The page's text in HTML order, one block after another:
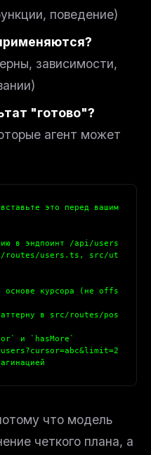
поведение)
зависимости,
"готово"?
агент может
это перед вашим
в эндпоинт /api/users
routes/users.ts, src/ut
основе курсора (не offs
в src/routes/pos
и `hasMore`
что модель
четкого плана, а